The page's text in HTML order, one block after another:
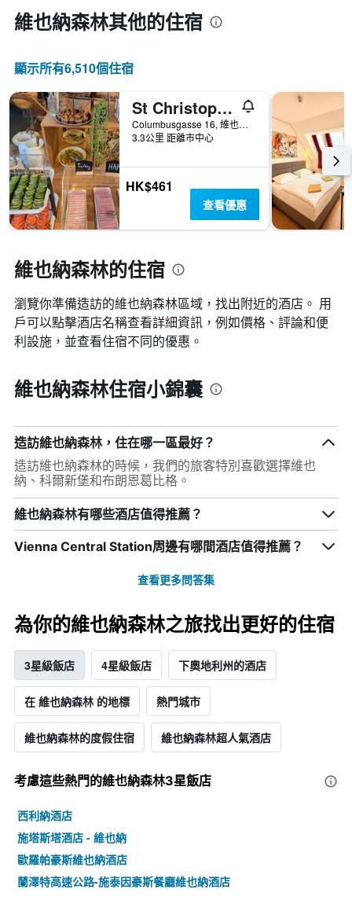
維也納森林​其他的住宿
顯示所有6,510​個住宿
St Christopher's Vienna - Hostel
Columbusgasse 16, 維也納, 維也納, 奧地利
3.3公里 距離市中心
HK$461
查看優惠
維也納森林的住宿
瀏覽你準備造訪的維也納森林區域，找出附近的酒店。 用
戶可以點擊酒店名稱查看詳細資訊，例如價格、評論和便
利設施，並查看住宿不同的優惠。
維也納森林住宿小錦囊
造訪維也納森林，住在哪一區最好？
造訪維也納森林的時候，我們的旅客特別喜歡選擇維也
納、科爾新堡和布朗恩葛比格。
維也納森林有哪些酒店值得推薦？
Vienna Central Station周邊有哪間酒店值得推薦？
查看更多問答集
為你的維也納森林之旅找出更好的住宿
3星級飯店 4星級飯店 下奧地利州的酒店
在 維也納森林 的地標 熱門城市
維也納森林的度假住宿 維也納森林超人氣酒店
考慮這些熱門的維也納森林3星​飯店
西利納酒店
施塔斯塔酒店 - 維也納
歐羅帕豪斯維也納酒店
蘭澤特高速公路-施泰因豪斯餐廳維也納酒店